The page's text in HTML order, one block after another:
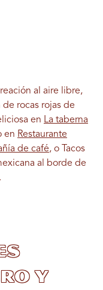
al aire libre,
rocas rojas de
en La taberna
en Restaurante
de café, o Tacos
al borde de
y